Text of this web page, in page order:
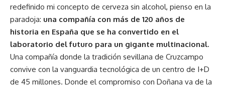
redefinido mi concepto de cerveza sin alcohol, pienso en la
paradoja: una compañía con más de 120 años de
historia en España que se ha convertido en el
laboratorio del futuro para un gigante multinacional.
Una compañía donde la tradición sevillana de Cruzcampo
convive con la vanguardia tecnológica de un centro de I+D
de 45 millones. Donde el compromiso con Doñana va de la